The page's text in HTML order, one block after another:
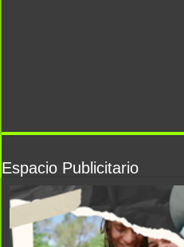
Espacio Publicitario